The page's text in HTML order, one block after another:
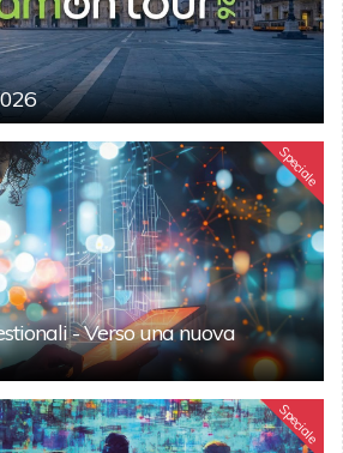
Speciale
- Verso una nuova
Speciale